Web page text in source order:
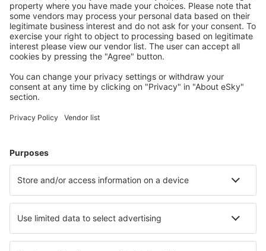
Vyberte si z více než 1.3 milionu zařízení: hotelů,
apartmánů, chat a dalších.
Hotely v Německu - Oblíbená města
Hotely ve Westerlandu Hotely in Duisburg
Hotely in Tossens
Nejlepší hotely - města